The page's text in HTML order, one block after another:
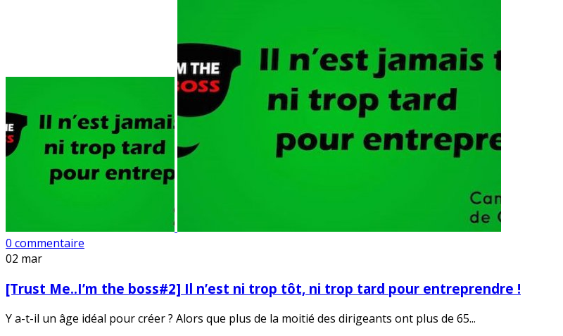
0 commentaire
02 mar
[Trust Me..I’m the boss#2] Il n’est ni trop tôt, ni trop tard pour entreprendre !
Y a-t-il un âge idéal pour créer ? Alors que plus de la moitié des dirigeants ont plus de 65...